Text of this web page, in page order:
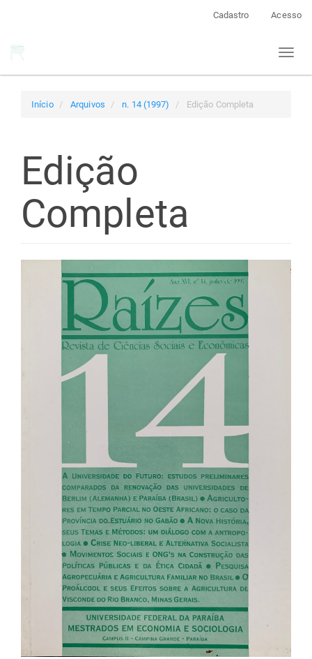
Cadastro Acesso
Toggle
Início Arquivos n. 14 (1997) Edição Completa
Edição
Completa
Barra
lateral
artigos